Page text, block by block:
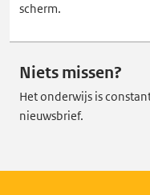
scherm.
Niets missen?
Het onderwijs is
nieuwsbrief.